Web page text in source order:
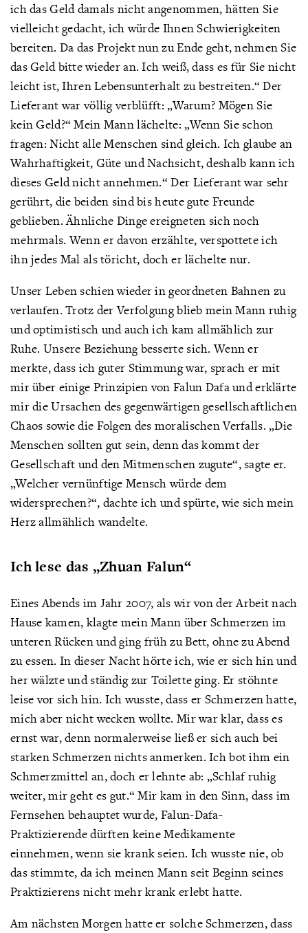
ich das Geld damals nicht angenommen, hätten Sie
vielleicht gedacht, ich würde Ihnen Schwierigkeiten
bereiten. Da das Projekt nun zu Ende geht, nehmen Sie
das Geld bitte wieder an. Ich weiß, dass es für Sie nicht
leicht ist, Ihren Lebensunterhalt zu bestreiten.“ Der
Lieferant war völlig verblüfft: „Warum? Mögen Sie
kein Geld?“ Mein Mann lächelte: „Wenn Sie schon
fragen: Nicht alle Menschen sind gleich. Ich glaube an
Wahrhaftigkeit, Güte und Nachsicht, deshalb kann ich
dieses Geld nicht annehmen.“ Der Lieferant war sehr
gerührt, die beiden sind bis heute gute Freunde
geblieben. Ähnliche Dinge ereigneten sich noch
mehrmals. Wenn er davon erzählte, verspottete ich
ihn jedes Mal als töricht, doch er lächelte nur.
Unser Leben schien wieder in geordneten Bahnen zu
verlaufen. Trotz der Verfolgung blieb mein Mann ruhig
und optimistisch und auch ich kam allmählich zur
Ruhe. Unsere Beziehung besserte sich. Wenn er
merkte, dass ich guter Stimmung war, sprach er mit
mir über einige Prinzipien von Falun Dafa und erklärte
mir die Ursachen des gegenwärtigen gesellschaftlichen
Chaos sowie die Folgen des moralischen Verfalls. „Die
Menschen sollten gut sein, denn das kommt der
Gesellschaft und den Mitmenschen zugute“, sagte er.
„Welcher vernünftige Mensch würde dem
widersprechen?“, dachte ich und spürte, wie sich mein
Herz allmählich wandelte.
Ich lese das „Zhuan Falun“
Eines Abends im Jahr 2007, als wir von der Arbeit nach
Hause kamen, klagte mein Mann über Schmerzen im
unteren Rücken und ging früh zu Bett, ohne zu Abend
zu essen. In dieser Nacht hörte ich, wie er sich hin und
her wälzte und ständig zur Toilette ging. Er stöhnte
leise vor sich hin. Ich wusste, dass er Schmerzen hatte,
mich aber nicht wecken wollte. Mir war klar, dass es
ernst war, denn normalerweise ließ er sich auch bei
starken Schmerzen nichts anmerken. Ich bot ihm ein
Schmerzmittel an, doch er lehnte ab: „Schlaf ruhig
weiter, mir geht es gut.“ Mir kam in den Sinn, dass im
Fernsehen behauptet wurde, Falun-Dafa-
Praktizierende dürften keine Medikamente
einnehmen, wenn sie krank seien. Ich wusste nie, ob
das stimmte, da ich meinen Mann seit Beginn seines
Praktizierens nicht mehr krank erlebt hatte.
Am nächsten Morgen hatte er solche Schmerzen, dass